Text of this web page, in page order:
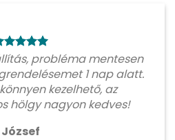
probléma mentesen
1 nap alatt.
kezelhető, az
hölgy nagyon kedves!
József